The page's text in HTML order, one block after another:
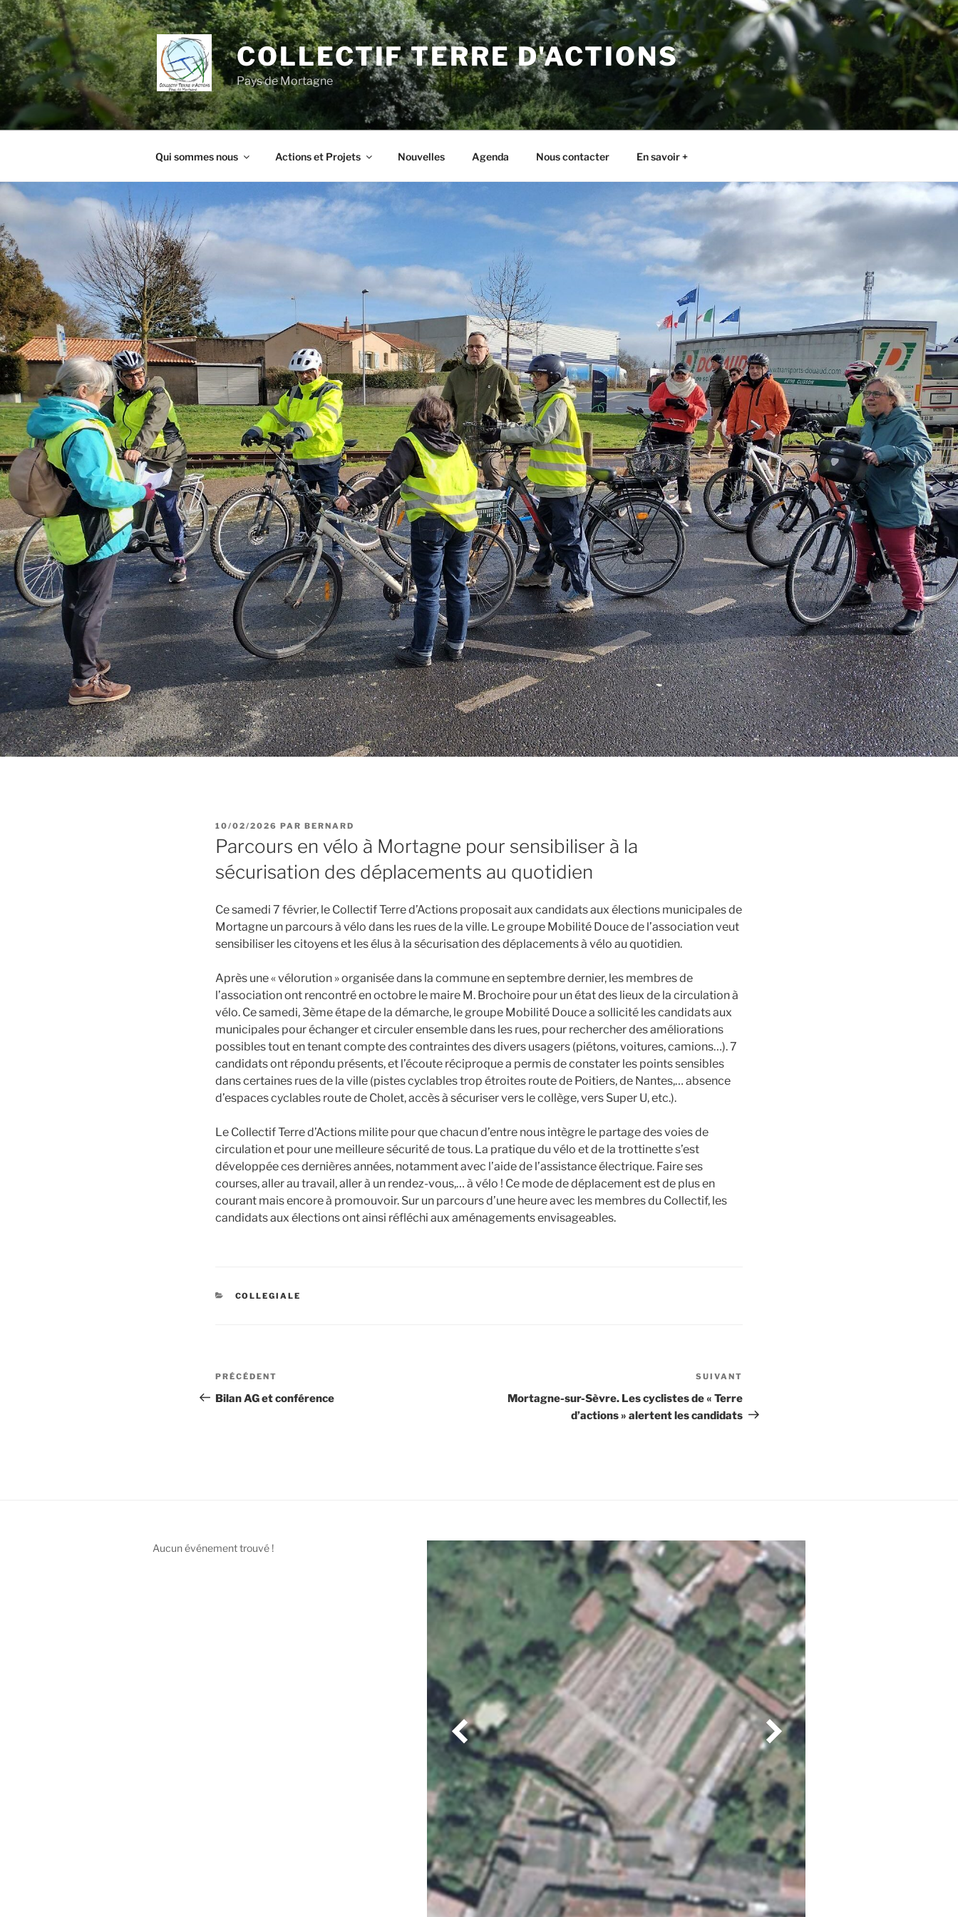
Aller
au
contenu
principal
COLLECTIF TERRE D'ACTIONS
Pays de Mortagne
Qui sommes nous Actions et Projets Nouvelles Agenda Nous contacter En savoir +
PUBLIÉ
LE
10/02/2026 PAR BERNARD
Parcours en vélo à Mortagne pour sensibiliser à la
sécurisation des déplacements au quotidien
Ce samedi 7 février, le Collectif Terre d’Actions proposait aux candidats aux élections municipales de
Mortagne un parcours à vélo dans les rues de la ville. Le groupe Mobilité Douce de l’association veut
sensibiliser les citoyens et les élus à la sécurisation des déplacements à vélo au quotidien.
Après une « vélorution » organisée dans la commune en septembre dernier, les membres de
l’association ont rencontré en octobre le maire M. Brochoire pour un état des lieux de la circulation à
vélo. Ce samedi, 3ème étape de la démarche, le groupe Mobilité Douce a sollicité les candidats aux
municipales pour échanger et circuler ensemble dans les rues, pour rechercher des améliorations
possibles tout en tenant compte des contraintes des divers usagers (piétons, voitures, camions…). 7
candidats ont répondu présents, et l’écoute réciproque a permis de constater les points sensibles
dans certaines rues de la ville (pistes cyclables trop étroites route de Poitiers, de Nantes,… absence
d’espaces cyclables route de Cholet, accès à sécuriser vers le collège, vers Super U, etc.).
Le Collectif Terre d’Actions milite pour que chacun d’entre nous intègre le partage des voies de
circulation et pour une meilleure sécurité de tous. La pratique du vélo et de la trottinette s’est
développée ces dernières années, notamment avec l’aide de l’assistance électrique. Faire ses
courses, aller au travail, aller à un rendez-vous,… à vélo ! Ce mode de déplacement est de plus en
courant mais encore à promouvoir. Sur un parcours d’une heure avec les membres du Collectif, les
candidats aux élections ont ainsi réfléchi aux aménagements envisageables.
CATÉGORIES
COLLEGIALE
Navigation
de
Article
précédent
PRÉCÉDENT
Bilan AG et conférence
suivant
SUIVANT
Mortagne-sur-Sèvre. Les cyclistes de « Terre
d’actions » alertent les candidats
Aucun événement trouvé !